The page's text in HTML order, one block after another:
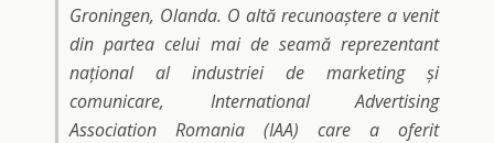
Groningen, Olanda. O altă recunoaștere a venit
din partea celui mai de seamă reprezentant
național al industriei de marketing și
comunicare, International Advertising
Association Romania (IAA) care a oferit